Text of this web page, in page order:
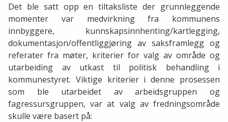
Det ble satt opp en tiltaksliste der grunnleggende
momenter var medvirkning fra kommunens
innbyggere, kunnskapsinnhenting/kartlegging,
dokumentasjon/offentliggjøring av saksframlegg og
referater fra møter, kriterier for valg av område og
utarbeiding av utkast til politisk behandling i
kommunestyret. Viktige kriterier i denne prosessen
som ble utarbeidet av arbeidsgruppen og
fagressursgruppen, var at valg av fredningsområde
skulle være basert på: